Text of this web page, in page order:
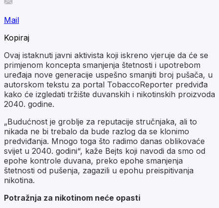
Mail
Kopiraj
Ovaj istaknuti javni aktivista koji iskreno vjeruje da će se
primjenom koncepta smanjenja štetnosti i upotrebom
uređaja nove generacije uspešno smanjiti broj pušača, u
autorskom tekstu za portal TobaccoReporter predviđa
kako će izgledati tržište duvanskih i nikotinskih proizvoda
2040. godine.
„Budućnost je groblje za reputacije stručnjaka, ali to
nikada ne bi trebalo da bude razlog da se klonimo
predviđanja. Mnogo toga što radimo danas oblikovaće
svijet u 2040. godini“, kaže Bejts koji navodi da smo od
epohe kontrole duvana, preko epohe smanjenja
štetnosti od pušenja, zagazili u epohu preispitivanja
nikotina.
Potražnja za nikotinom neće opasti